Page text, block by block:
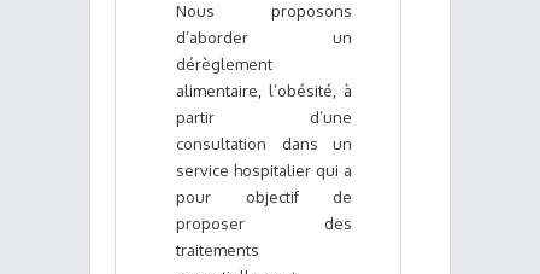
Nous proposons
d’aborder un
dérèglement
alimentaire, l’obésité, à
partir d’une
consultation dans un
service hospitalier qui a
pour objectif de
proposer des
traitements